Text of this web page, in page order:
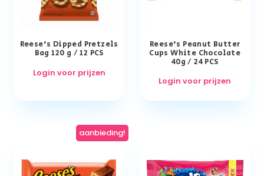
Reese’s Dipped Pretzels
Bag 120 g / 12 PCS
Login voor prijzen
Reese’s Peanut Butter
Cups White Chocolate
40g / 24 PCS
Login voor prijzen
aanbieding!